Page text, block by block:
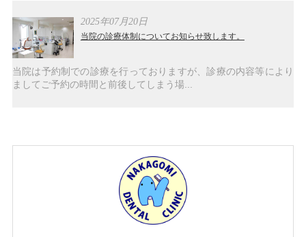
2025年07月20日
当院の診療体制についてお知らせ致します。
当院は予約制での診療を行っておりますが、診療の内容等により
ましてご予約の時間と前後してしまう場...